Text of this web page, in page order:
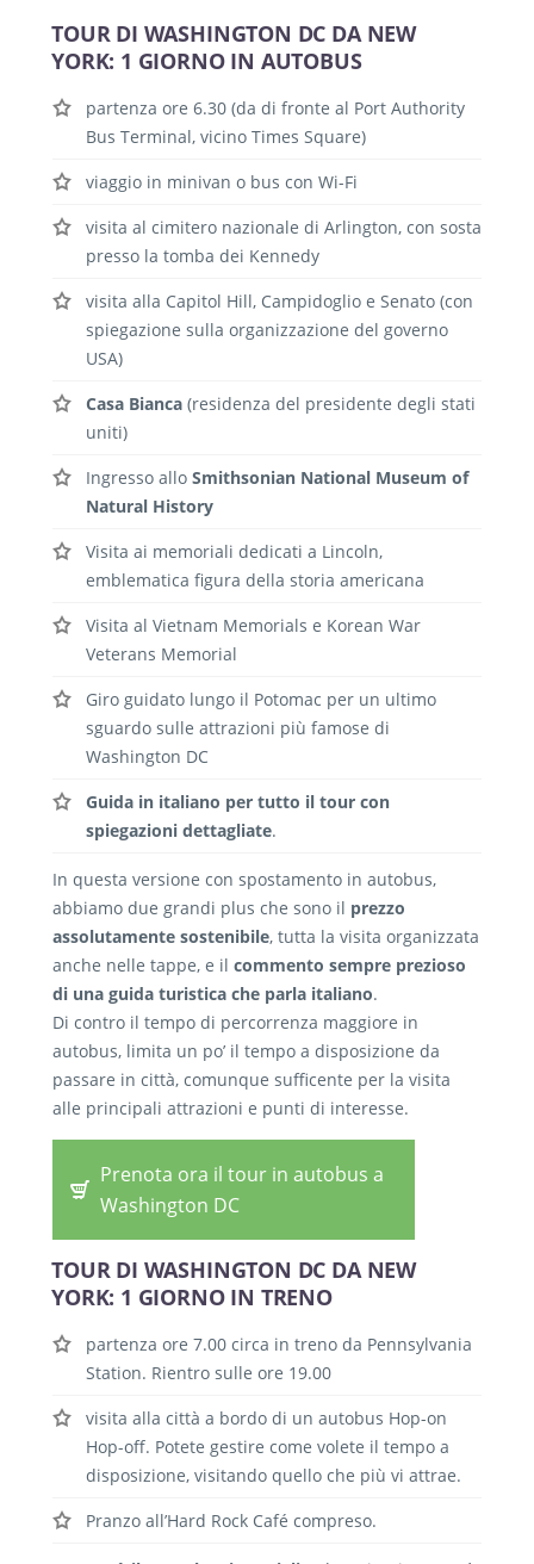
TOUR DI WASHINGTON DC DA NEW
YORK: 1 GIORNO IN AUTOBUS
partenza ore 6.30 (da di fronte al Port Authority
Bus Terminal, vicino Times Square)
viaggio in minivan o bus con Wi-Fi
visita al cimitero nazionale di Arlington, con sosta
presso la tomba dei Kennedy
visita alla Capitol Hill, Campidoglio e Senato (con
spiegazione sulla organizzazione del governo
USA)
Casa Bianca (residenza del presidente degli stati
uniti)
Ingresso allo Smithsonian National Museum of
Natural History
Visita ai memoriali dedicati a Lincoln,
emblematica figura della storia americana
Visita al Vietnam Memorials e Korean War
Veterans Memorial
Giro guidato lungo il Potomac per un ultimo
sguardo sulle attrazioni più famose di
Washington DC
Guida in italiano per tutto il tour con
spiegazioni dettagliate.
In questa versione con spostamento in autobus,
abbiamo due grandi plus che sono il prezzo
assolutamente sostenibile, tutta la visita organizzata
anche nelle tappe, e il commento sempre prezioso
di una guida turistica che parla italiano.
Di contro il tempo di percorrenza maggiore in
autobus, limita un po’ il tempo a disposizione da
passare in città, comunque sufficente per la visita
alle principali attrazioni e punti di interesse.
Prenota ora il tour in autobus a
Washington DC
TOUR DI WASHINGTON DC DA NEW
YORK: 1 GIORNO IN TRENO
partenza ore 7.00 circa in treno da Pennsylvania
Station. Rientro sulle ore 19.00
visita alla città a bordo di un autobus Hop-on
Hop-off. Potete gestire come volete il tempo a
disposizione, visitando quello che più vi attrae.
Pranzo all’Hard Rock Café compreso.